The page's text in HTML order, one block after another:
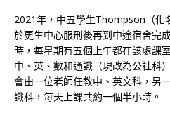
2021年，中五學生Thompson（化
於更生中心服刑後再到中途宿舍完
時，每星期有五個上午都在該處課
中、英、數和通識（現改為公社科
會由一位老師任教中、英文科，另
識科，每天上課共約一個半小時。